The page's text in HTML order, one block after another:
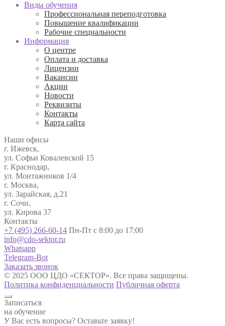
Виды обучения
Профессиональная переподготовка
Повышение квалификации
Рабочие специальности
Информация
О центре
Оплата и доставка
Лицензии
Вакансии
Акции
Новости
Реквизиты
Контакты
Карта сайта
Наши офисы
г. Ижевск,
ул. Софьи Ковалевской 15
г. Краснодар,
ул. Монтажников 1/4
г. Москва,
ул. Зарайская, д.21
г. Сочи,
ул. Кирова 37
Контакты
+7 (495) 266-60-14 Пн-Пт с 8:00 до 17:00
info@cdo-sektor.ru
Whatsapp
Telegram-Bot
Заказать звонок
© 2025 ООО ЦДО «СЕКТОР». Все права защищены.
Политика конфиденциальности Публичная оферта
Записаться
на обучение
У Вас есть вопросы? Оставьте заявку!